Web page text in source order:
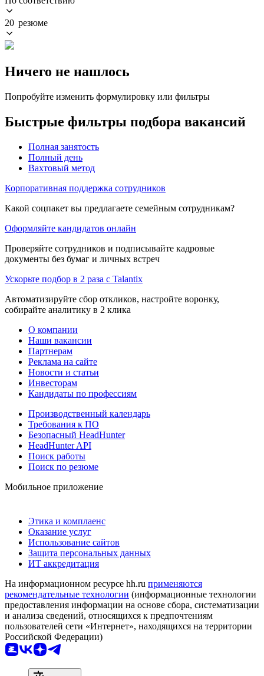
20 резюме
Ничего не нашлось
Попробуйте изменить формулировку или фильтры
Быстрые фильтры подбора вакансий
Полная занятость
Полный день
Вахтовый метод
Корпоративная поддержка сотрудников
Какой соцпакет вы предлагаете семейным сотрудникам?
Оформляйте кандидатов онлайн
Проверяйте сотрудников и подписывайте кадровые
документы без бумаг и личных встреч
Ускорьте подбор в 2 раза с Talantix
Автоматизируйте сбор откликов, настройте воронку,
собирайте аналитику в 2 клика
О компании
Наши вакансии
Партнерам
Реклама на сайте
Новости и статьи
Инвесторам
Кандидаты по профессиям
Производственный календарь
Требования к ПО
Безопасный HeadHunter
HeadHunter API
Поиск работы
Поиск по резюме
Мобильное приложение
Этика и комплаенс
Оказание услуг
Использование сайтов
Защита персональных данных
ИТ аккредитация
На информационном ресурсе hh.ru применяются
рекомендательные технологии (информационные технологии
предоставления информации на основе сбора, систематизации
и анализа сведений, относящихся к предпочтениям
пользователей сети «Интернет», находящихся на территории
Российской Федерации)